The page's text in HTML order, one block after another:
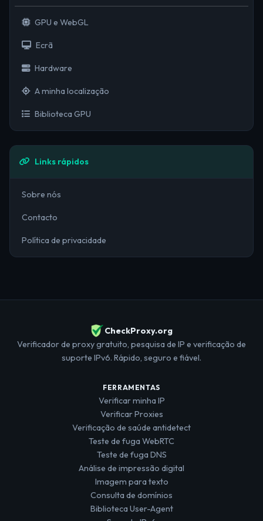
GPU e WebGL
Ecrã
Hardware
A minha localização
Biblioteca GPU
Links rápidos
Sobre nós
Contacto
Política de privacidade
CheckProxy.org
Verificador de proxy gratuito, pesquisa de IP e verificação de
suporte IPv6. Rápido, seguro e fiável.
FERRAMENTAS
Verificar minha IP
Verificar Proxies
Verificação de saúde antidetect
Teste de fuga WebRTC
Teste de fuga DNS
Análise de impressão digital
Imagem para texto
Consulta de domínios
Biblioteca User-Agent